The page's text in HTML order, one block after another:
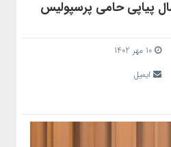
پیاپی حامی پرسپولیس
10 مهر 1402
ایمیل